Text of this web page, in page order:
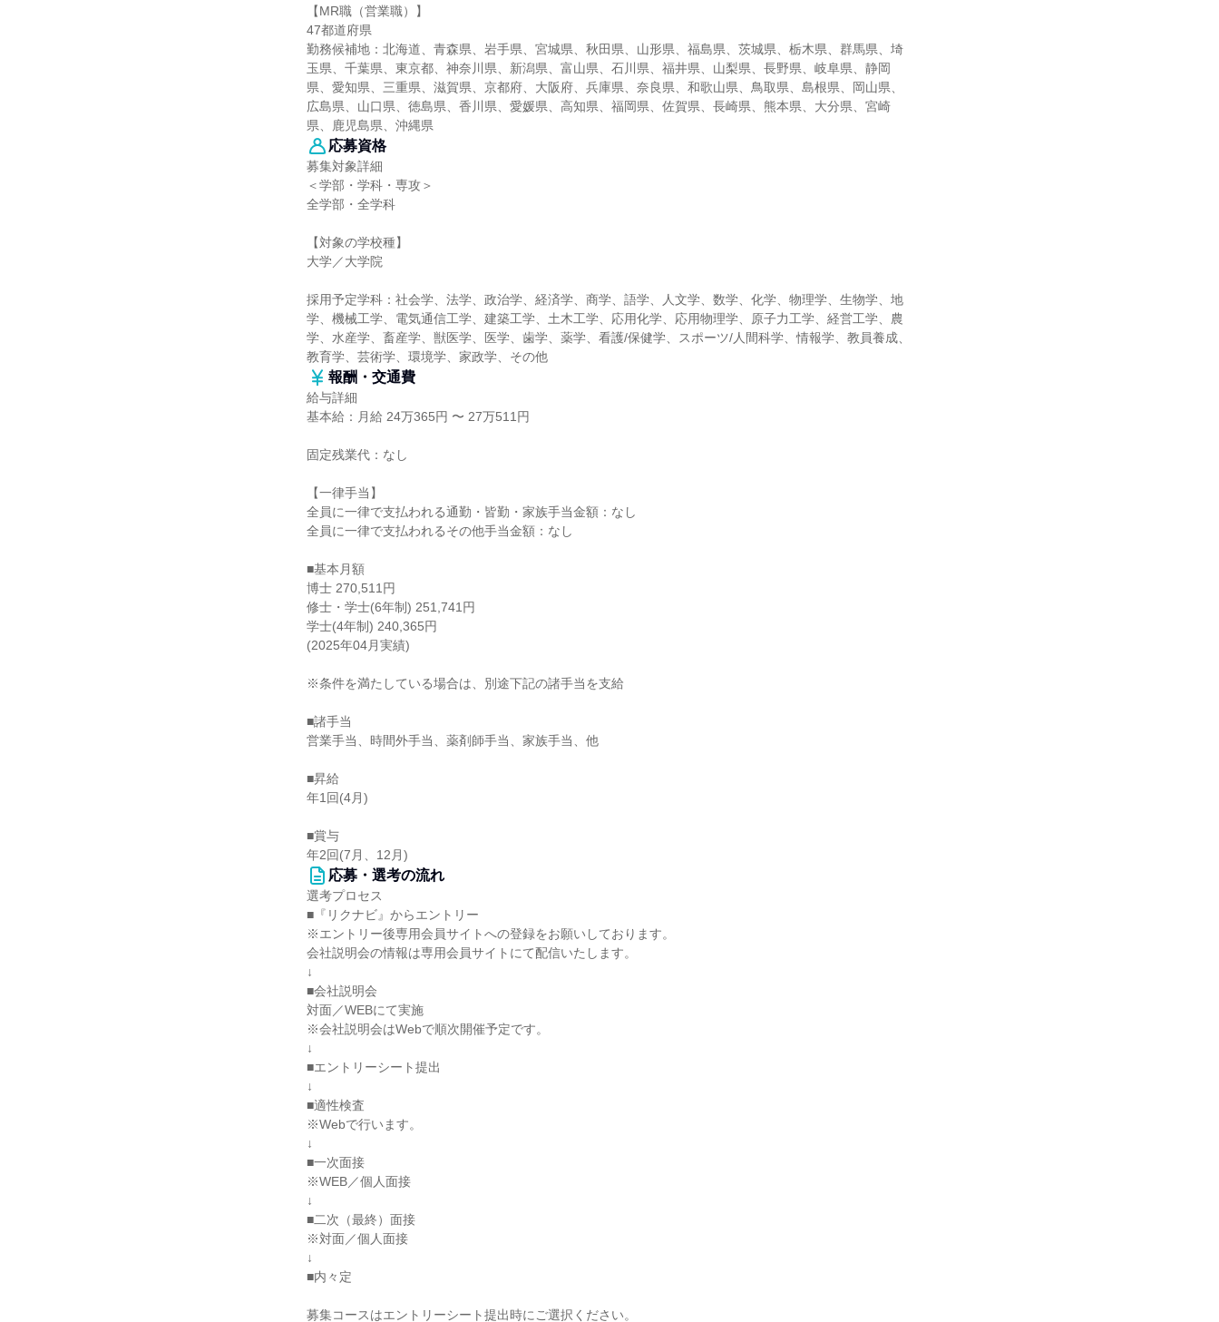
【MR職（営業職）】
47都道府県
勤務候補地：北海道、青森県、岩手県、宮城県、秋田県、山形県、福島県、茨城県、栃木県、群馬県、埼
玉県、千葉県、東京都、神奈川県、新潟県、富山県、石川県、福井県、山梨県、長野県、岐阜県、静岡
県、愛知県、三重県、滋賀県、京都府、大阪府、兵庫県、奈良県、和歌山県、鳥取県、島根県、岡山県、
広島県、山口県、徳島県、香川県、愛媛県、高知県、福岡県、佐賀県、長崎県、熊本県、大分県、宮崎
県、鹿児島県、沖縄県
応募資格
募集対象詳細
＜学部・学科・専攻＞
全学部・全学科
【対象の学校種】
大学／大学院
採用予定学科：社会学、法学、政治学、経済学、商学、語学、人文学、数学、化学、物理学、生物学、地
学、機械工学、電気通信工学、建築工学、土木工学、応用化学、応用物理学、原子力工学、経営工学、農
学、水産学、畜産学、獣医学、医学、歯学、薬学、看護/保健学、スポーツ/人間科学、情報学、教員養成、
教育学、芸術学、環境学、家政学、その他
報酬・交通費
給与詳細
基本給：月給 24万365円 〜 27万511円
固定残業代：なし
【一律手当】
全員に一律で支払われる通勤・皆勤・家族手当金額：なし
全員に一律で支払われるその他手当金額：なし
■基本月額
博士 270,511円
修士・学士(6年制) 251,741円
学士(4年制) 240,365円
(2025年04月実績)
※条件を満たしている場合は、別途下記の諸手当を支給
■諸手当
営業手当、時間外手当、薬剤師手当、家族手当、他
■昇給
年1回(4月)
■賞与
年2回(7月、12月)
応募・選考の流れ
選考プロセス
■『リクナビ』からエントリー
※エントリー後専用会員サイトへの登録をお願いしております。
会社説明会の情報は専用会員サイトにて配信いたします。
↓
■会社説明会
対面／WEBにて実施
※会社説明会はWebで順次開催予定です。
↓
■エントリーシート提出
↓
■適性検査
※Webで行います。
↓
■一次面接
※WEB／個人面接
↓
■二次（最終）面接
※対面／個人面接
↓
■内々定
募集コースはエントリーシート提出時にご選択ください。